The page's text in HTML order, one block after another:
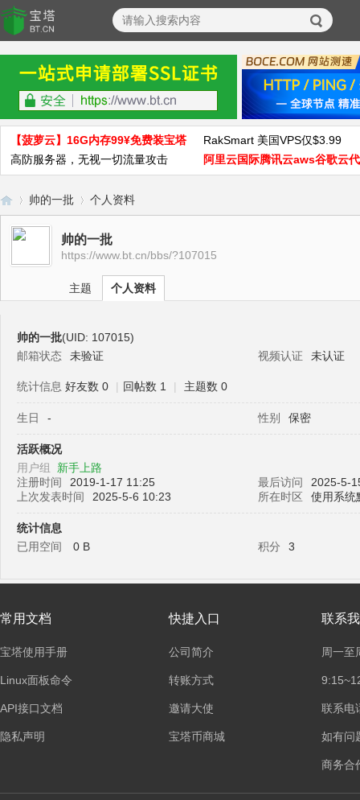
【菠萝云】16G内存99¥免费装宝塔
RakSmart 美国VPS仅$3.99
高防服务器，无视一切流量攻击
阿里云国际腾讯云aws谷歌云
宝›
帅的一批 个人资料
帅的一批
https://www.bt.cn/bbs/?107015
主题 个人资料
帅的一批(UID: 107015)
邮箱状态
未验证 视频认证 未认证
统计信息 好友数 0 | 回帖数 1 | 主题数 0
生日 - 性别 保密
活跃概况
用户组 新手上路
注册时间
2019-1-17 11:25 最后访问
2025-5-
上次发表时间
2025-5-6 10:23 所在时区 使用系统
统计信息
已用空间
0 B 积分 3
常用文档
宝塔使用手册
Linux面板命令
API接口文档
隐私声明
快捷入口
公司简介
转账方式
邀请大使
宝塔币商城
联系
周一至
联系电
如有问
商务合